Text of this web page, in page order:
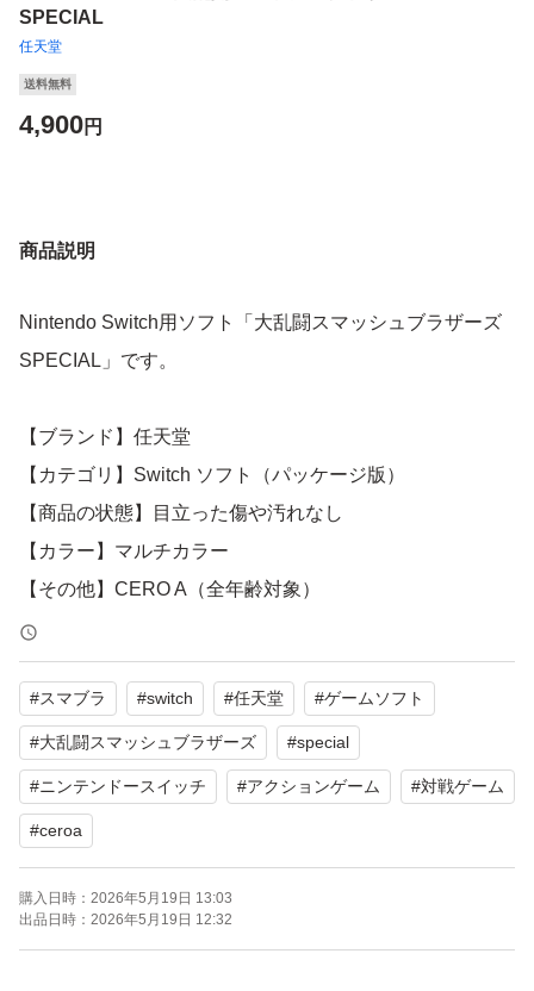
SPECIAL
任天堂
送料無料
4,900円
商品説明
Nintendo Switch用ソフト「大乱闘スマッシュブラザーズ
SPECIAL」です。
【ブランド】任天堂
【カテゴリ】Switch ソフト（パッケージ版）
【商品の状態】目立った傷や汚れなし
【カラー】マルチカラー
【その他】CERO A（全年齢対象）
シュリンクはないですがソフト自体未使用です。
お値下げ不可
#スマブラ #switch #任天堂 #ゲームソフト
#大乱闘スマッシュブラザーズ #special
#ニンテンドースイッチ #アクションゲーム #対戦ゲーム
#ceroa
購入日時： 2026年5月19日 13:03
出品日時： 2026年5月19日 12:32